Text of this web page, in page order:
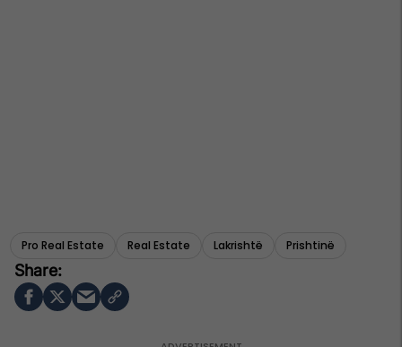
Pro Real Estate Real Estate Lakrishtë Prishtinë